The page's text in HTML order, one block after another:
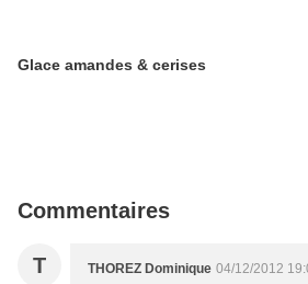
Glace amandes & cerises
Commentaires
T THOREZ Dominique 04/12/2012